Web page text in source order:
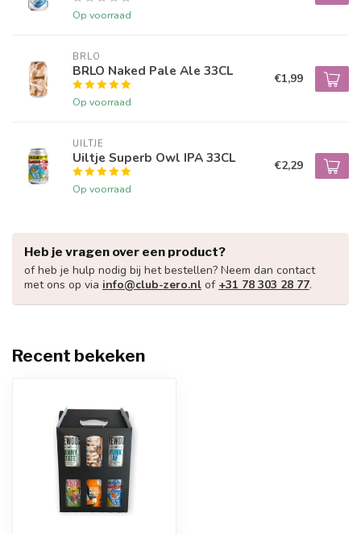
Op voorraad
BRLO
BRLO Naked Pale Ale 33CL
Op voorraad
€1,99
UILTJE
Uiltje Superb Owl IPA 33CL
Op voorraad
€2,29
Heb je vragen over een product?
of heb je hulp nodig bij het bestellen? Neem dan contact
met ons op via info@club-zero.nl of +31 78 303 28 77.
Recent bekeken